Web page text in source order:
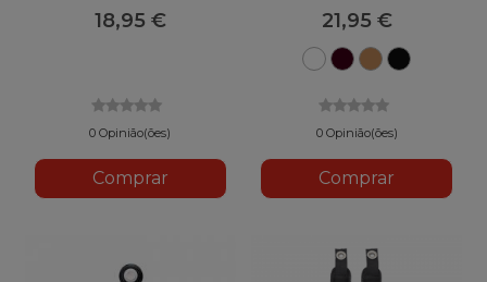
18,95 €
0 Opinião(ões)
Comprar
21,95 €
Branco
Vermelho
Madeira
Preto
0 Opinião(ões)
Comprar